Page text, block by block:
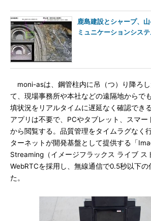
鹿島建設とシャープ、
ミュニケーションシス
moni-asは、鋼管柱内に吊（つ）り降ろ
て、現場事務所や本社などの遠隔地からで
填状況をリアルタイムに遅延なく確認でき
アプリは不要で、PCやタブレット、スマー
から閲覧する。品質管理をタイムラグなく
ターネットが開発基盤として提供する「
Streaming（イメージフラックス ライブ ス
WebRTCを採用し、無線通信で0.5秒以下の
た。